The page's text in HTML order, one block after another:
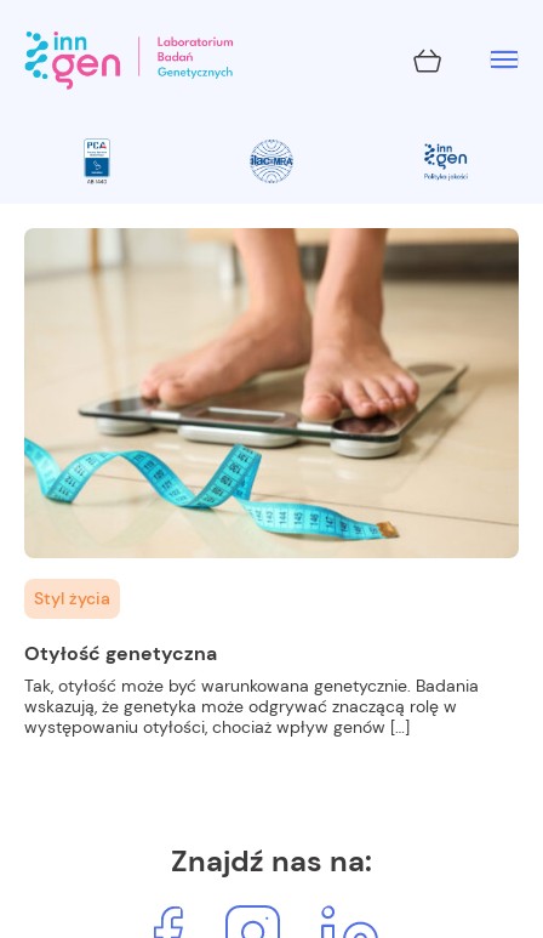
Styl życia
Otyłość genetyczna
Tak, otyłość może być warunkowana genetycznie. Badania
wskazują, że genetyka może odgrywać znaczącą rolę w
występowaniu otyłości, chociaż wpływ genów […]
Znajdź nas na: